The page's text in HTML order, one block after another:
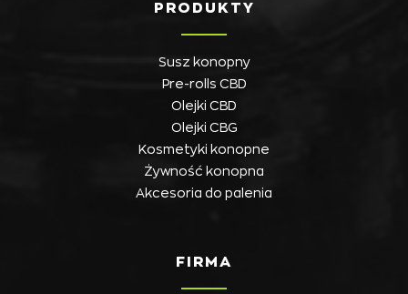
PRODUKTY
Susz konopny
Pre-rolls CBD
Olejki CBD
Olejki CBG
Kosmetyki konopne
Żywność konopna
Akcesoria do palenia
FIRMA